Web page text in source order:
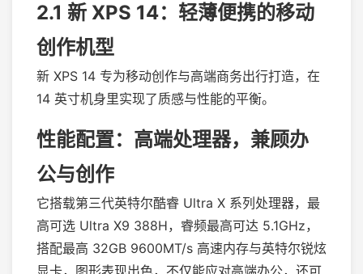
2.1 新 XPS 14：轻薄便携的移动
创作机型
新 XPS 14 专为移动创作与高端商务出行打造，在
14 英寸机身里实现了质感与性能的平衡。
性能配置：高端处理器，兼顾办
公与创作
它搭载第三代英特尔酷睿 Ultra X 系列处理器，最
高可选 Ultra X9 388H，睿频最高可达 5.1GHz，
搭配最高 32GB 9600MT/s 高速内存与英特尔锐炫